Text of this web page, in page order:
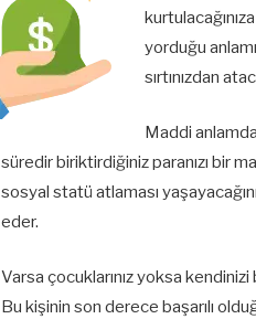
yorduğu
sırtınızdan
Maddi
süredir biriktirdiğiniz paranızı bir
sosyal statü atlaması
eder.
Varsa çocuklarınız yoksa
Bu kişinin son derece başarılı